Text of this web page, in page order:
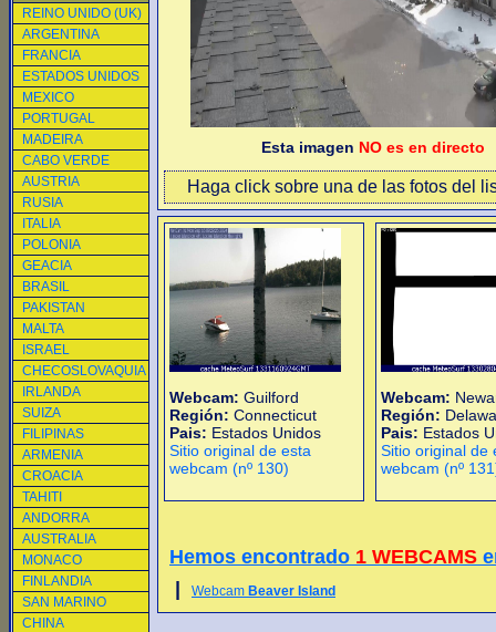
REINO UNIDO (UK)
ARGENTINA
FRANCIA
ESTADOS UNIDOS
MEXICO
PORTUGAL
MADEIRA
CABO VERDE
AUSTRIA
RUSIA
ITALIA
POLONIA
GEACIA
BRASIL
PAKISTAN
MALTA
ISRAEL
CHECOSLOVAQUIA
IRLANDA
SUIZA
FILIPINAS
ARMENIA
CROACIA
TAHITI
ANDORRA
AUSTRALIA
MONACO
FINLANDIA
SAN MARINO
CHINA
Esta imagen NO es en directo
Haga click sobre una de las fotos del
Webcam: Guilford
Región: Connecticut
Pais: Estados Unidos
Sitio original de esta
webcam (nº 130)
Webcam:
Región:
Pais: Estados
Sitio original de
webcam (nº
Hemos encontrado 1 WEBCAMS
Webcam Beaver Island